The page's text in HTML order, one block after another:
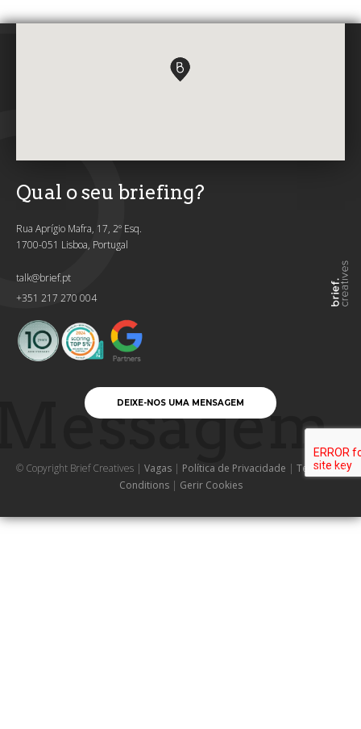
Qual o seu briefing?
Rua Aprígio Mafra, 17, 2º Esq.
1700-051 Lisboa, Portugal
talk@brief.pt
+351 217 270 004
DEIXE-NOS UMA MENSAGEM
© Copyright Brief Creatives | Vagas | Política de Privacidade | Terms and
Conditions | Gerir Cookies